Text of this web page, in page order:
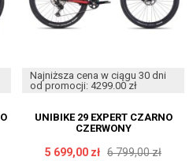
Najniższa cena w ciągu 30 dni
od promocji: 4299.00 zł
UNIBIKE 29 EXPERT CZARNO
CZERWONY
5 699,00 zł 6 799,00 zł